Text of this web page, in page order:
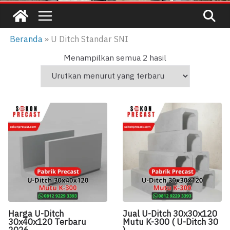
Beranda» U Ditch Standar SNI
Menampilkan semua 2 hasilD
u
u
n
m
e
n
u
Harga U-Ditch
30x40x120 Terbaru
Jual U-Ditch 30x30x120
Mutu K-300 ( U-Ditch 30